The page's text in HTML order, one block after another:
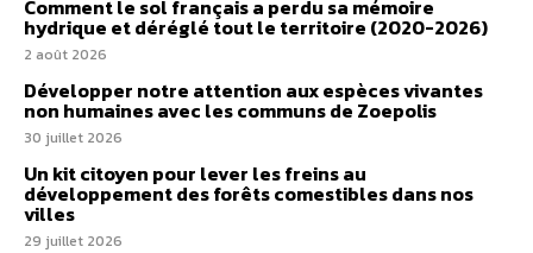
Comment le sol français a perdu sa mémoire
hydrique et déréglé tout le territoire (2020-2026)
2 août 2026
Développer notre attention aux espèces vivantes
non humaines avec les communs de Zoepolis
30 juillet 2026
Un kit citoyen pour lever les freins au
développement des forêts comestibles dans nos
villes
29 juillet 2026